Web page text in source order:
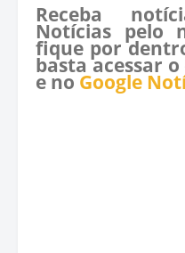
Receba
Notícias pelo
fique por
basta acessar
e no Google